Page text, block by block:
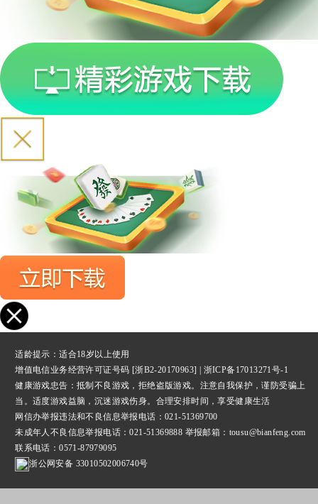
适龄提示：适合18岁以上使用
增值电信业务经营许可证号码 [浙B2-20170963] | 浙ICP备17013271号-1
健康游戏忠告：抵制不良游戏，拒绝盗版游戏。注意自我保护，谨防受骗上
当。适度游戏益脑，沉迷游戏伤身。合理安排时间，享受健康生活
网信办举报违法和不良信息举报 电话：021-51369700
未成年人不良信息举报电话：021-51369888 举报邮箱：tousu@bianfeng.com
联系电话：0571-87979095
浙公网安备 33010502006740号